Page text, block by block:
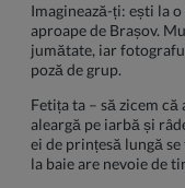
Imaginează-ți: ești la
aproape de Brașov.
jumătate, iar
poză de grup.
Fetița ta – să zicem
aleargă pe iarbă și
ei de prințesă lungă
la baie are nevoie de